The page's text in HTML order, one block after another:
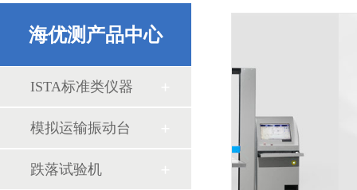
海优测产品中心
ISTA标准类仪器
模拟运输振动台
跌落试验机